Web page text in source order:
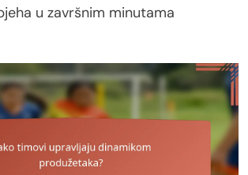
u završnim minutama